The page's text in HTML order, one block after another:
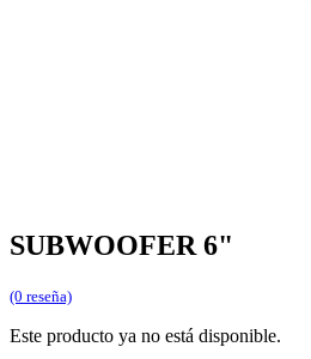
SUBWOOFER 6"
(0 reseña)
Este producto ya no está disponible.